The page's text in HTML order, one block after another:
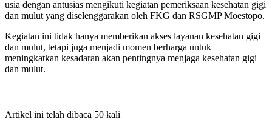
usia dengan antusias mengikuti kegiatan pemeriksaan kesehatan gigi
dan mulut yang diselenggarakan oleh FKG dan RSGMP Moestopo.
Kegiatan ini tidak hanya memberikan akses layanan kesehatan gigi
dan mulut, tetapi juga menjadi momen berharga untuk
meningkatkan kesadaran akan pentingnya menjaga kesehatan gigi
dan mulut.
Artikel ini telah dibaca 50 kali